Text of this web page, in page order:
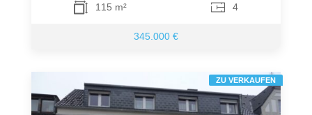
115 m² 4
345.000 €
ZU VERKAUFEN